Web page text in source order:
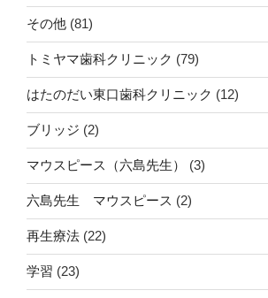
その他 (81)
トミヤマ歯科クリニック (79)
はたのだい東口歯科クリニック (12)
ブリッジ (2)
マウスピース（六島先生） (3)
六島先生 マウスピース (2)
再生療法 (22)
学習 (23)